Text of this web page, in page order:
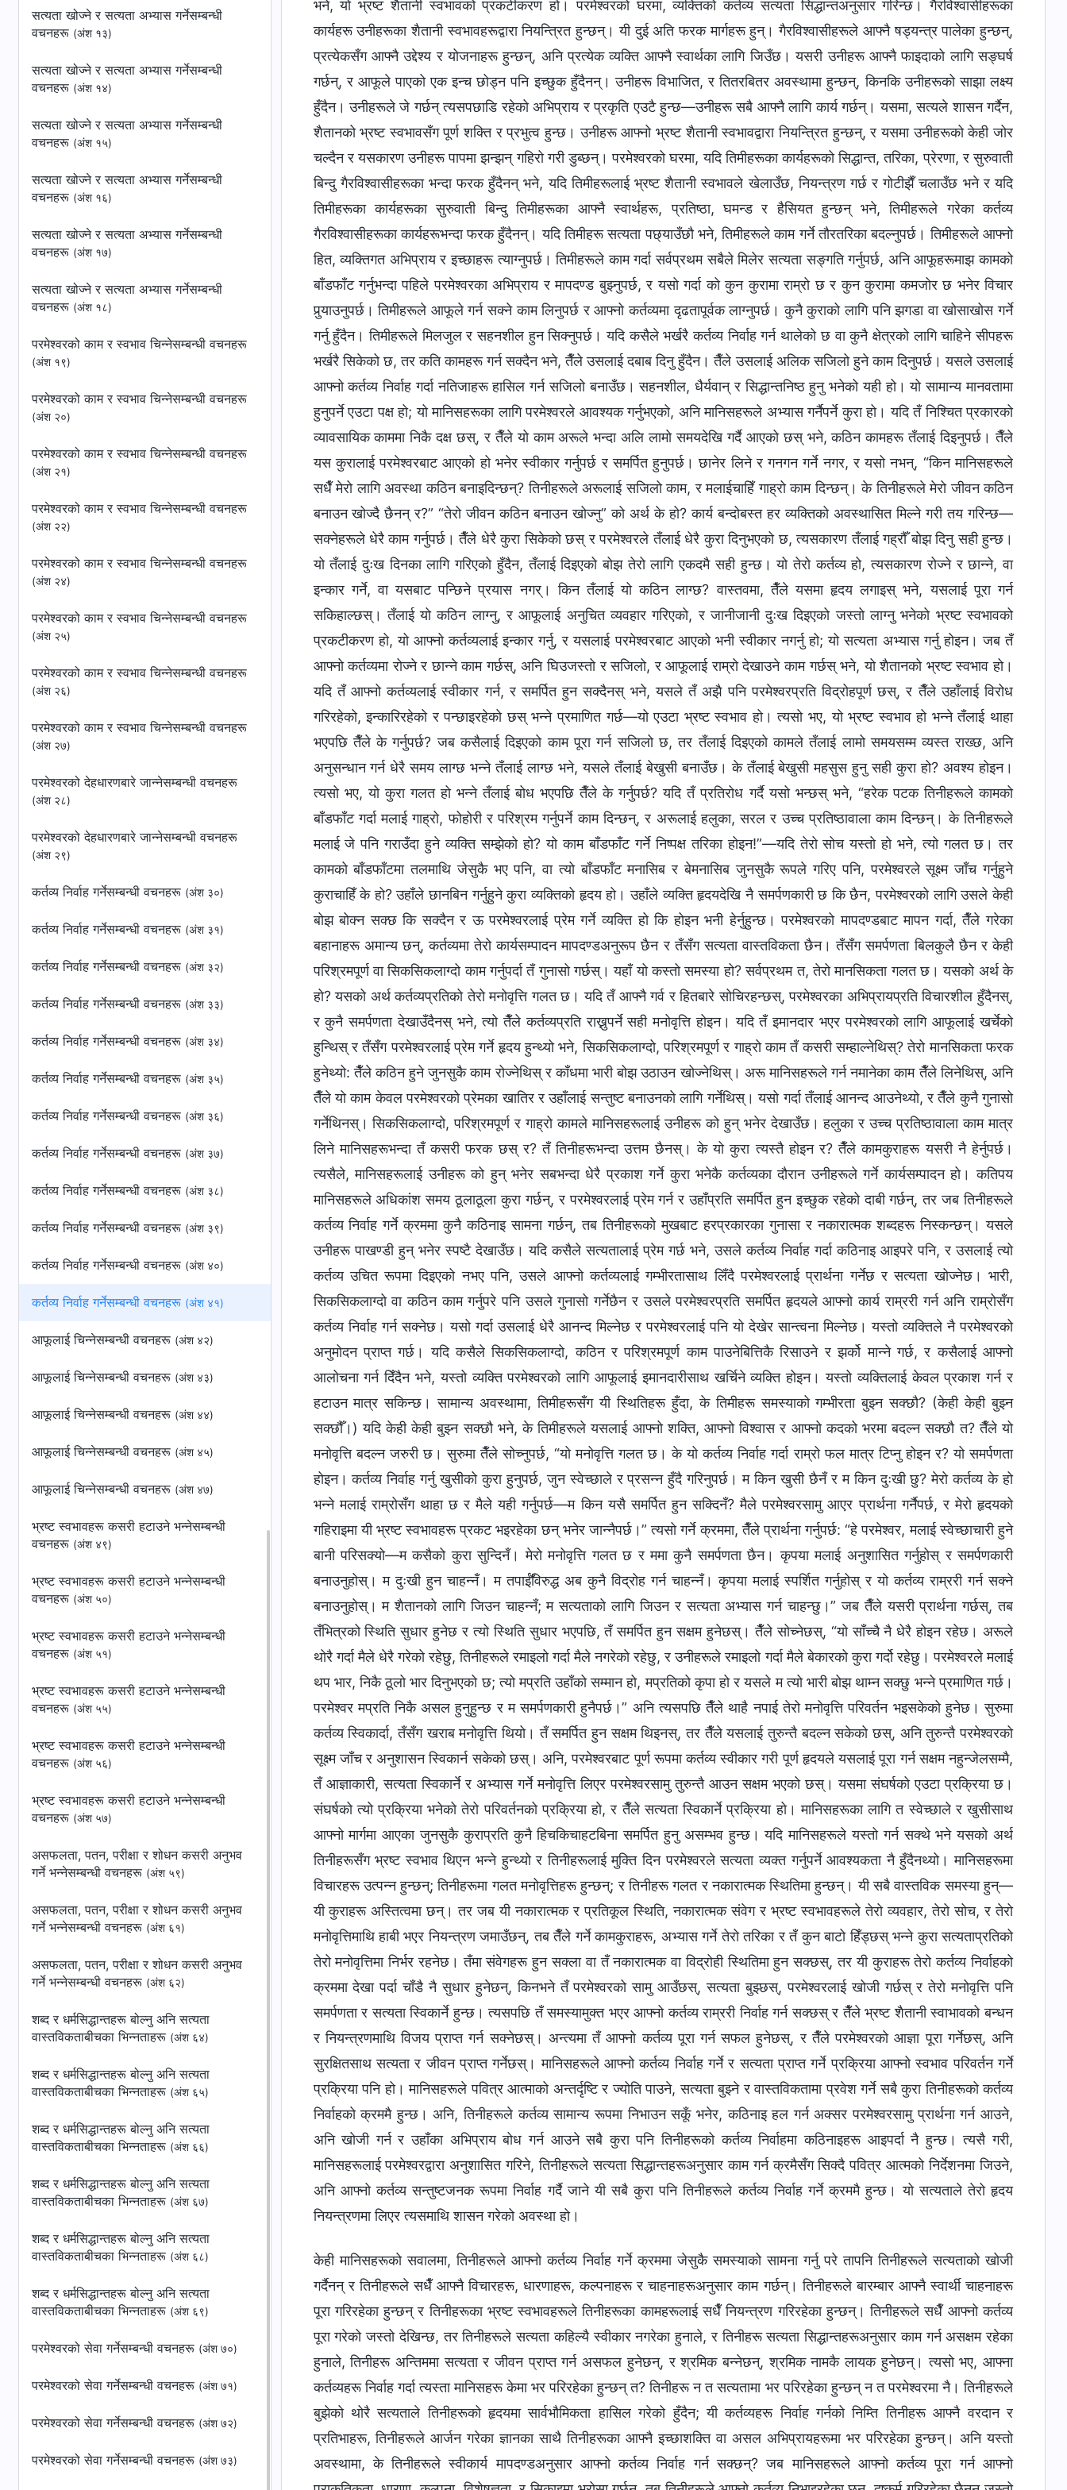
सत्यता खोज्‍ने र सत्यता अभ्यास गर्नेसम्बन्धी
वचनहरू (अंश १३)
सत्यता खोज्‍ने र सत्यता अभ्यास गर्नेसम्बन्धी
वचनहरू (अंश १४)
सत्यता खोज्‍ने र सत्यता अभ्यास गर्नेसम्बन्धी
वचनहरू (अंश १५)
सत्यता खोज्‍ने र सत्यता अभ्यास गर्नेसम्बन्धी
वचनहरू (अंश १६)
सत्यता खोज्‍ने र सत्यता अभ्यास गर्नेसम्बन्धी
वचनहरू (अंश १७)
सत्यता खोज्‍ने र सत्यता अभ्यास गर्नेसम्बन्धी
वचनहरू (अंश १८)
परमेश्‍वरको काम र स्वभाव चिन्‍नेसम्बन्धी वचनहरू
(अंश १९)
परमेश्‍वरको काम र स्वभाव चिन्‍नेसम्बन्धी वचनहरू
(अंश २०)
परमेश्‍वरको काम र स्वभाव चिन्‍नेसम्बन्धी वचनहरू
(अंश २१)
परमेश्‍वरको काम र स्वभाव चिन्‍नेसम्बन्धी वचनहरू
(अंश २२)
परमेश्‍वरको काम र स्वभाव चिन्‍नेसम्बन्धी वचनहरू
(अंश २४)
परमेश्‍वरको काम र स्वभाव चिन्‍नेसम्बन्धी वचनहरू
(अंश २५)
परमेश्‍वरको काम र स्वभाव चिन्‍नेसम्बन्धी वचनहरू
(अंश २६)
परमेश्‍वरको काम र स्वभाव चिन्‍नेसम्बन्धी वचनहरू
(अंश २७)
परमेश्‍वरको देहधारणबारे जान्‍नेसम्बन्धी वचनहरू
(अंश २८)
परमेश्‍वरको देहधारणबारे जान्‍नेसम्बन्धी वचनहरू
(अंश २९)
कर्तव्य निर्वाह गर्नेसम्बन्धी वचनहरू (अंश ३०)
कर्तव्य निर्वाह गर्नेसम्बन्धी वचनहरू (अंश ३१)
कर्तव्य निर्वाह गर्नेसम्बन्धी वचनहरू (अंश ३२)
कर्तव्य निर्वाह गर्नेसम्बन्धी वचनहरू (अंश ३३)
कर्तव्य निर्वाह गर्नेसम्बन्धी वचनहरू (अंश ३४)
कर्तव्य निर्वाह गर्नेसम्बन्धी वचनहरू (अंश ३५)
कर्तव्य निर्वाह गर्नेसम्बन्धी वचनहरू (अंश ३६)
कर्तव्य निर्वाह गर्नेसम्बन्धी वचनहरू (अंश ३७)
कर्तव्य निर्वाह गर्नेसम्बन्धी वचनहरू (अंश ३८)
कर्तव्य निर्वाह गर्नेसम्बन्धी वचनहरू (अंश ३९)
कर्तव्य निर्वाह गर्नेसम्बन्धी वचनहरू (अंश ४०)
कर्तव्य निर्वाह गर्नेसम्बन्धी वचनहरू (अंश ४१)
आफूलाई चिन्‍नेसम्बन्धी वचनहरू (अंश ४२)
आफूलाई चिन्‍नेसम्बन्धी वचनहरू (अंश ४३)
आफूलाई चिन्‍नेसम्बन्धी वचनहरू (अंश ४४)
आफूलाई चिन्‍नेसम्बन्धी वचनहरू (अंश ४५)
आफूलाई चिन्‍नेसम्बन्धी वचनहरू (अंश ४७)
भ्रष्ट स्वभावहरू कसरी हटाउने भन्‍नेसम्बन्धी
वचनहरू (अंश ४९)
भ्रष्ट स्वभावहरू कसरी हटाउने भन्‍नेसम्बन्धी
वचनहरू (अंश ५०)
भ्रष्ट स्वभावहरू कसरी हटाउने भन्‍नेसम्बन्धी
वचनहरू (अंश ५१)
भ्रष्ट स्वभावहरू कसरी हटाउने भन्‍नेसम्बन्धी
वचनहरू (अंश ५५)
भ्रष्ट स्वभावहरू कसरी हटाउने भन्‍नेसम्बन्धी
वचनहरू (अंश ५६)
भ्रष्ट स्वभावहरू कसरी हटाउने भन्‍नेसम्बन्धी
वचनहरू (अंश ५७)
असफलता, पतन, परीक्षा र शोधन कसरी अनुभव
गर्ने भन्‍नेसम्बन्धी वचनहरू (अंश ५९)
असफलता, पतन, परीक्षा र शोधन कसरी अनुभव
गर्ने भन्‍नेसम्बन्धी वचनहरू (अंश ६१)
असफलता, पतन, परीक्षा र शोधन कसरी अनुभव
गर्ने भन्‍नेसम्बन्धी वचनहरू (अंश ६२)
शब्द र धर्मसिद्धान्तहरू बोल्नु अनि सत्यता
वास्तविकताबीचका भिन्‍नताहरू (अंश ६४)
शब्द र धर्मसिद्धान्तहरू बोल्नु अनि सत्यता
वास्तविकताबीचका भिन्‍नताहरू (अंश ६५)
शब्द र धर्मसिद्धान्तहरू बोल्नु अनि सत्यता
वास्तविकताबीचका भिन्‍नताहरू (अंश ६६)
शब्द र धर्मसिद्धान्तहरू बोल्नु अनि सत्यता
वास्तविकताबीचका भिन्‍नताहरू (अंश ६७)
शब्द र धर्मसिद्धान्तहरू बोल्नु अनि सत्यता
वास्तविकताबीचका भिन्‍नताहरू (अंश ६८)
शब्द र धर्मसिद्धान्तहरू बोल्नु अनि सत्यता
वास्तविकताबीचका भिन्‍नताहरू (अंश ६९)
परमेश्‍वरको सेवा गर्नेसम्बन्धी वचनहरू (अंश ७०)
परमेश्‍वरको सेवा गर्नेसम्बन्धी वचनहरू (अंश ७१)
परमेश्‍वरको सेवा गर्नेसम्बन्धी वचनहरू (अंश ७२)
परमेश्‍वरको सेवा गर्नेसम्बन्धी वचनहरू (अंश ७३)
केही मानिसहरूको सवालमा, तिनीहरूले आफ्नो कर्तव्य निर्वाह गर्ने क्रममा जेसुकै समस्याको सामना गर्नु परे तापनि तिनीहरूले सत्यताको खोजी
गर्दैनन् र तिनीहरूले सधैँ आफ्नै विचारहरू, धारणाहरू, कल्पनाहरू र चाहनाहरूअनुसार काम गर्छन्। तिनीहरूले बारम्बार आफ्नै स्वार्थी चाहनाहरू
पूरा गरिरहेका हुन्छन् र तिनीहरूका भ्रष्ट स्वभावहरूले तिनीहरूका कामहरूलाई सधैँ नियन्त्रण गरिरहेका हुन्छन्। तिनीहरूले सधैँ आफ्‍नो कर्तव्य
पूरा गरेको जस्तो देखिन्छ, तर तिनीहरूले सत्यता कहिल्यै स्वीकार नगरेका हुनाले, र तिनीहरू सत्यता सिद्धान्तहरूअनुसार काम गर्न असक्षम रहेका
हुनाले, तिनीहरू अन्तिममा सत्यता र जीवन प्राप्त गर्न असफल हुनेछन्, र श्रमिक बन्‍नेछन्, श्रमिक नामकै लायक हुनेछन्। त्यसो भए, आफ्ना
कर्तव्यहरू निर्वाह गर्दा त्यस्ता मानिसहरू केमा भर परिरहेका हुन्छन् त? तिनीहरू न त सत्यतामा भर परिरहेका हुन्छन् न त परमेश्‍वरमा नै। तिनीहरूले
बुझेको थोरै सत्यताले तिनीहरूको हृदयमा सार्वभौमिकता हासिल गरेको हुँदैन; यी कर्तव्यहरू निर्वाह गर्नको निम्ति तिनीहरू आफ्नै वरदान र
प्रतिभाहरू, तिनीहरूले आर्जन गरेका ज्ञानका साथै तिनीहरूका आफ्नै इच्छाशक्ति वा असल अभिप्रायहरूमा भर परिरहेका हुन्छन्। अनि यस्तो
अवस्थामा, के तिनीहरूले स्वीकार्य मापदण्डअनुसार आफ्‍नो कर्तव्य निर्वाह गर्न सक्‍छन्? जब मानिसहरूले आफ्‍नो कर्तव्य पूरा गर्न आफ्‍नो